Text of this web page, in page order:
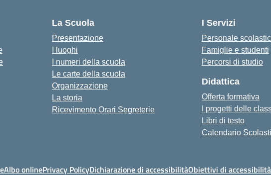
La Scuola
Presentazione
I luoghi
I numeri della scuola
Le carte della scuola
Organizzazione
La storia
Ricevimento Orari Segreterie
I Servizi
Personale
Famiglie e studenti
Percorsi di studio
Didattica
Offerta formativa
I progetti delle
Libri di testo
Calendario
Albo onlinePrivacy PolicyDichiarazione di accessibilitàObiettivi di accessibilità